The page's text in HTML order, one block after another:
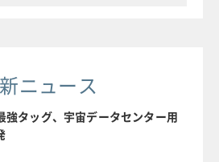
ニュース
強タッグ、宇宙データセンター用